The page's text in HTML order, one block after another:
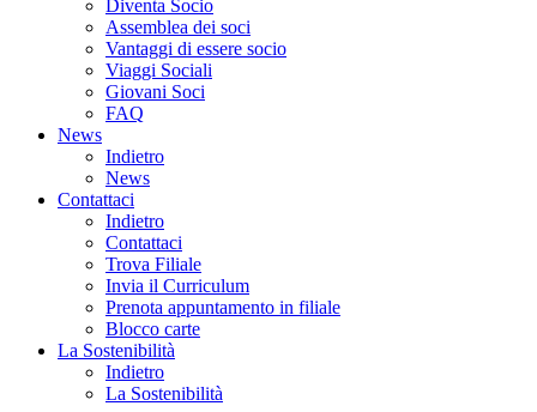
Diventa Socio
Assemblea dei soci
Vantaggi di essere socio
Viaggi Sociali
Giovani Soci
FAQ
News
Indietro
News
Contattaci
Indietro
Contattaci
Trova Filiale
Invia il Curriculum
Prenota appuntamento in filiale
Blocco carte
La Sostenibilità
Indietro
La Sostenibilità